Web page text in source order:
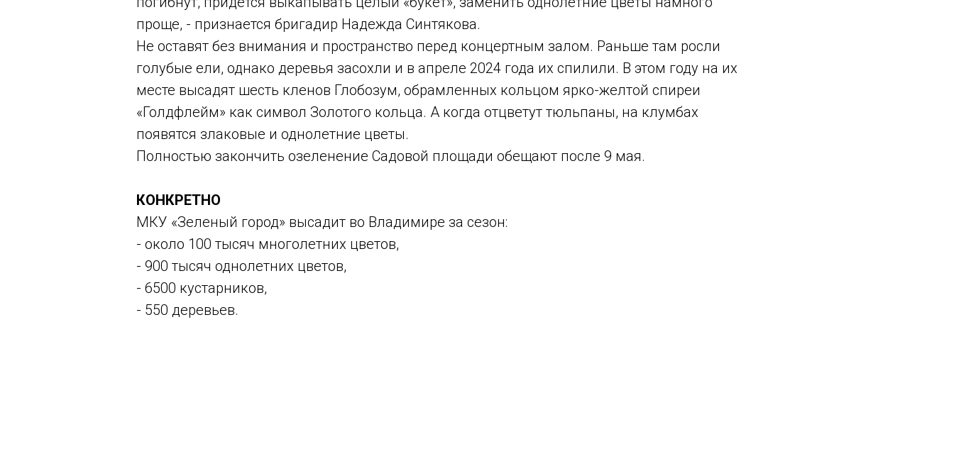
проще, - признается бригадир Надежда Синтякова.
Не оставят без внимания и пространство перед концертным залом. Раньше там росли
голубые ели, однако деревья засохли и в апреле 2024 года их спилили. В этом году на их
месте высадят шесть кленов Глобозум, обрамленных кольцом ярко-желтой спиреи
«Голдфлейм» как символ Золотого кольца. А когда отцветут тюльпаны, на клумбах
появятся злаковые и однолетние цветы.
Полностью закончить озеленение Садовой площади обещают после 9 мая.
КОНКРЕТНО
МКУ «Зеленый город» высадит во Владимире за сезон:
- около 100 тысяч многолетних цветов,
- 900 тысяч однолетних цветов,
- 6500 кустарников,
- 550 деревьев.